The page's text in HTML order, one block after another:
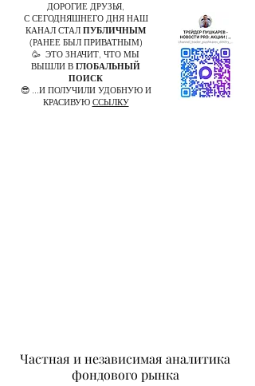
ДОРОГИЕ ДРУЗЬЯ,
С СЕГОДНЯШНЕГО ДНЯ НАШ
КАНАЛ СТАЛ ПУБЛИЧНЫМ
(РАНЕЕ БЫЛ ПРИВАТНЫМ)
🥳 ЭТО ЗНАЧИТ, ЧТО МЫ
ВЫШЛИ В ГЛОБАЛЬНЫЙ
ПОИСК
😎 ...И ПОЛУЧИЛИ УДОБНУЮ И
КРАСИВУЮ ССЫЛКУ
Частная и независимая аналитика
фондового рынка